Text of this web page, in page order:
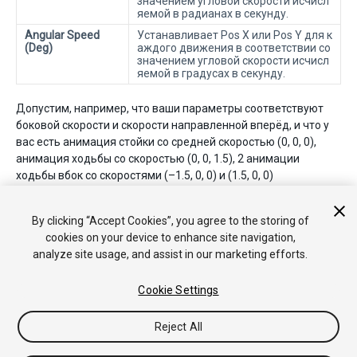
яемой в радианах в секунду.
Angular Speed
(Deg)
Устанавливает Pos X или Pos Y для к
аждого движения в соответствии со
значением угловой скорости исчисл
яемой в градусах в секунду.
Допустим, например, что ваши параметры соответствуют
боковой скорости и скорости направленной вперёд, и что у
вас есть анимация стойки со средней скоростью (0, 0, 0),
анимация ходьбы со скоростью (0, 0, 1.5), 2 анимации
ходьбы вбок со скоростями (–1.5, 0, 0) и (1.5, 0, 0)
меню, вы установите позиции движений в соответствии с X и
Z координатами этих скоростей.
By clicking “Accept Cookies”, you agree to the storing of
cookies on your device to enhance site navigation,
analyze site usage, and assist in our marketing efforts.
Cookie Settings
Reject All